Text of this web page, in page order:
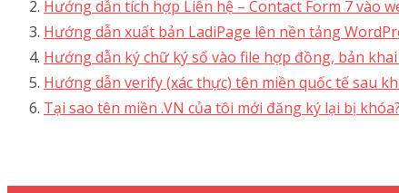
Hướng dẫn tích hợp Liên hệ – Contact Form 7 vào
Hướng dẫn xuất bản LadiPage lên nền tảng
Hướng dẫn ký chữ ký số vào file hợp đồng, bản
Hướng dẫn verify (xác thực) tên miền quốc tế sau
Tại sao tên miền .VN của tôi mới đăng ký lại bị khóa?